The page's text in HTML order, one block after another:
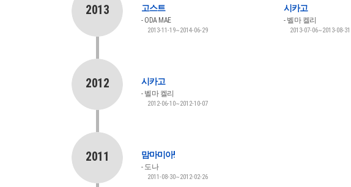
2013 고스트
ODA MAE
2013-11-19~2014-06-29
시카고
벨마 켈리
2013-07-06~2013-08-31
2012 시카고
벨마 켈리
2012-06-10~2012-10-07
2011 맘마미아!
도나
2011-08-30~2012-02-26